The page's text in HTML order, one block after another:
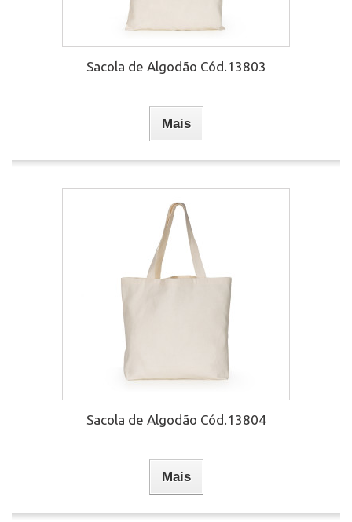
Sacola de Algodão Cód.13803
Mais
Sacola de Algodão Cód.13804
Mais